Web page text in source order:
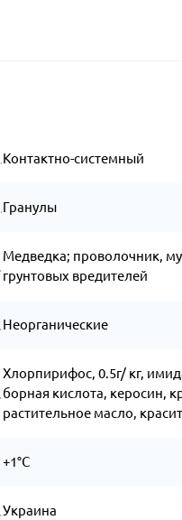
Контактно-системный
Гранулы
Медведка; проволочник,
грунтовых вредителей
Неорганические
Хлорпирифос, 0.5г/ кг,
борная кислота, керосин,
растительное масло,
+1°C
Украина